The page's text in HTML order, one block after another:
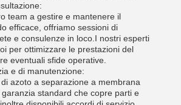
team a gestire e mantenere il
efficace, offriamo sessioni di
e consulenze in loco.I nostri esperti
per ottimizzare le prestazioni del
eventuali sfide operative.
e di manutenzione:
azoto a separazione a membrana
standard che copre parti e